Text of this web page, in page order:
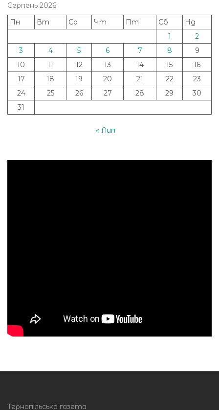
Серпень 2026
Пн
Вт Ср Чт Пт Сб
Нд
1
2
3
4 5 6 7 8
9
10
11 12 13 14 15
16
17
18 19 20 21 22
23
24
25 26 27 28 29
30
31
« Лип
Тернопільська газета